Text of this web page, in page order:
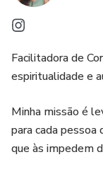
Evoluto, um
terapeuta,
Você não precisa
Você só precisa
Comece agora
Facilitadora de
espiritualidade e
Minha missão é
para cada
que às impedem